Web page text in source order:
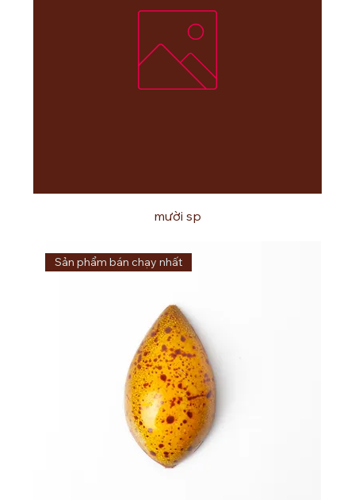
mười sp
Sản phẩm bán chạy nhất